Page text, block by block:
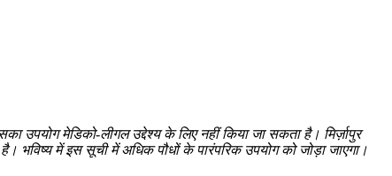
मेडिको-लीगल उद्देश्य के लिए नहीं किया जा सकता है। मिर्ज़ापुर
भविष्य में इस सूची में अधिक पौधों के पारंपरिक उपयोग को जोड़ा जाएगा।